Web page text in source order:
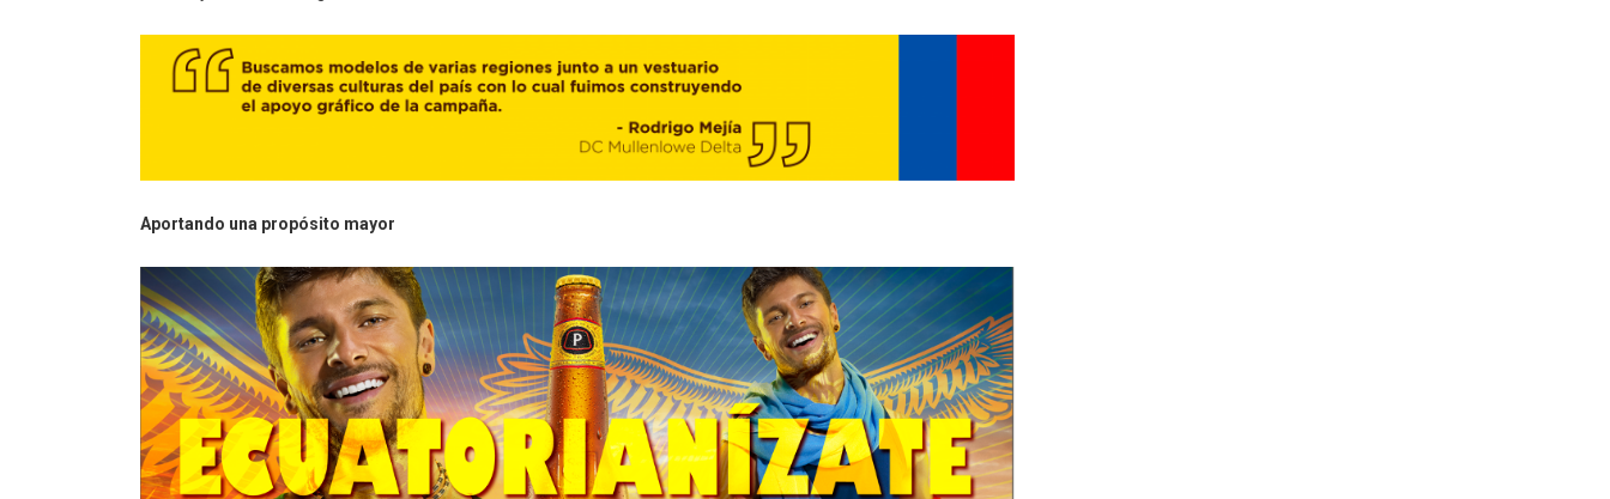
Aportando una propósito mayor